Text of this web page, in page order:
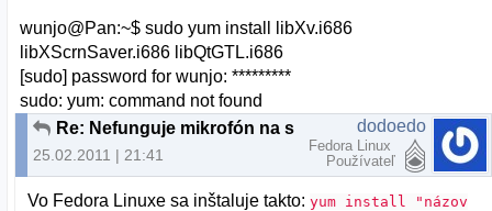
wunjo@Pan:~$ sudo yum install libXv.i686
libXScrnSaver.i686 libQtGTL.i686
[sudo] password for wunjo: *********
sudo: yum: command not found
25.02.2011 | 21:41
dodoedo
Fedora Linux
Používateľ
Vo Fedora Linuxe sa inštaluje takto:yum install "názov